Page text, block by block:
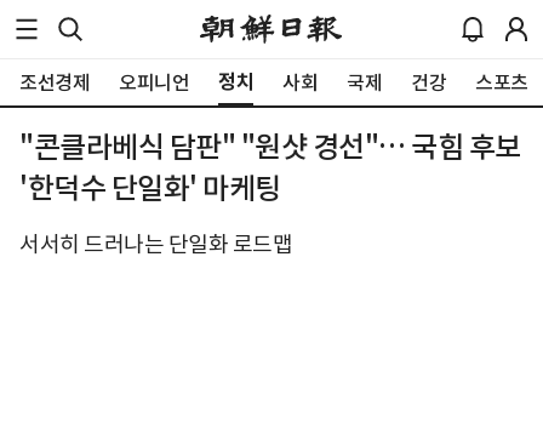
조선경제 오피니언 정치 사회 국제 건강 스포츠
"콘클라베식 담판" "원샷 경선"… 국힘 후보
'한덕수 단일화' 마케팅
서서히 드러나는 단일화 로드맵